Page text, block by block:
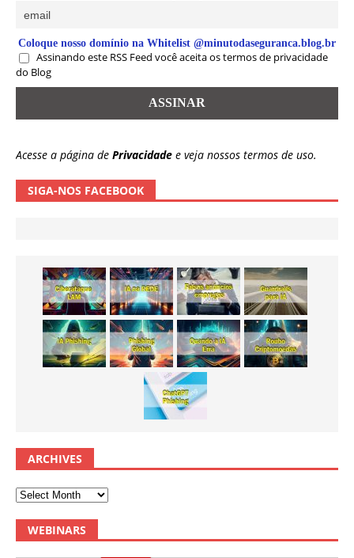
Coloque nosso domínio na Whitelist @minutodaseguranca.blog.br
Assinando este RSS Feed você aceita os termos de privacidade
do Blog
Acesse a página de Privacidade e veja nossos termos de uso.
SIGA-NOS FACEBOOK
ARCHIVES
WEBINARS